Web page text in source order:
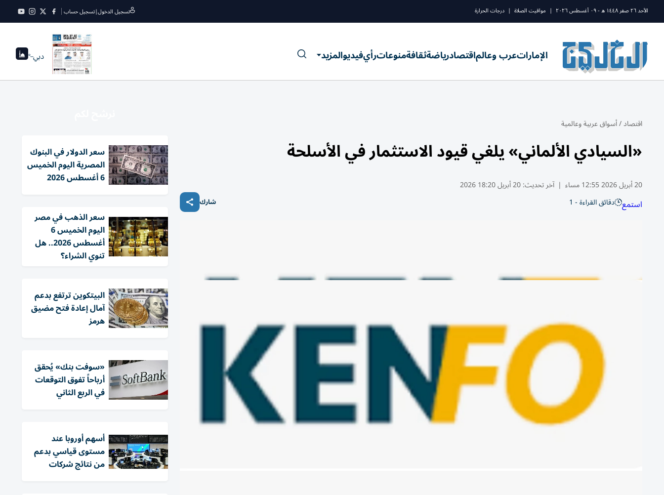
الأحد ٢٦ صفر ١٤٤٨ ه - ٠٩ أغسطس ٢٠٢٦ | مواقيت الصلاة | درجات الحرارة تسجيل الدخول|تسجيل حساب
الإماراتعرب وعالماقتصادرياضةثقافةمنوعاترأيفيديوالمزيد دبي--°
اقتصاد/أسواق عربية وعالمية
«السيادي الألماني» يلغي قيود الاستثمار في الأسلحة
20 أبريل 2026 12:55 مساء | آخر تحديث:20 أبريل 18:20 2026
استمع دقائق القراءة - 1 شارك
سعر الدولار في البنوك
المصرية اليوم الخميس
6 أغسطس 2026
سعر الذهب في مصر
اليوم الخميس 6
أغسطس 2026.. هل
تنوي الشراء؟
البيتكوين ترتفع بدعم
آمال إعادة فتح مضيق
هرمز
«سوفت بنك» يُحقق
أرباحاً تفوق التوقعات
في الربع الثاني
أسهم أوروبا عند
مستوى قياسي بدعم
من نتائج شركات